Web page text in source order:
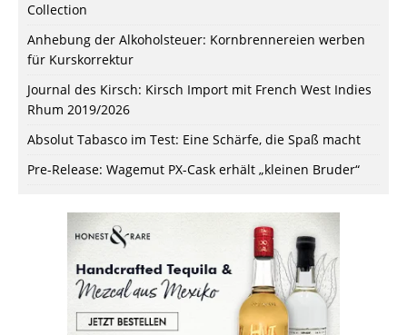
Collection
Anhebung der Alkoholsteuer: Kornbrennereien werben
für Kurskorrektur
Journal des Kirsch: Kirsch Import mit French West Indies
Rhum 2019/2026
Absolut Tabasco im Test: Eine Schärfe, die Spaß macht
Pre-Release: Wagemut PX-Cask erhält „kleinen Bruder“